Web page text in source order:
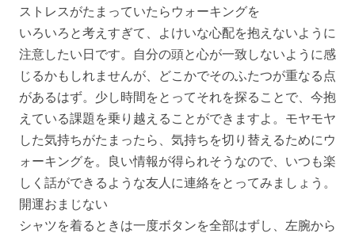
ストレスがたまっていたらウォーキングを
いろいろと考えすぎて、よけいな心配を抱えないように
注意したい日です。自分の頭と心が一致しないように感
じるかもしれませんが、どこかでそのふたつが重なる点
があるはず。少し時間をとってそれを探ることで、今抱
えている課題を乗り越えることができますよ。モヤモヤ
した気持ちがたまったら、気持ちを切り替えるためにウ
ォーキングを。良い情報が得られそうなので、いつも楽
しく話ができるような友人に連絡をとってみましょう。
開運おまじない
シャツを着るときは一度ボタンを全部はずし、左腕から